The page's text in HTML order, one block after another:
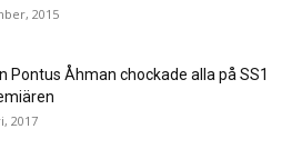
2015
Pontus Åhman chockade alla på SS1
2017